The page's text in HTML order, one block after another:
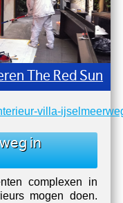
The Red Sun
villa-